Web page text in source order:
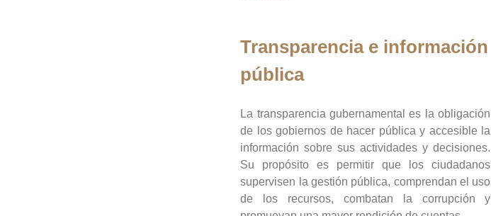
Transparencia e información
pública
La transparencia gubernamental es la obligación
de los gobiernos de hacer pública y accesible la
información sobre sus actividades y decisiones.
Su propósito es permitir que los ciudadanos
supervisen la gestión pública, comprendan el uso
de los recursos, combatan la corrupción y